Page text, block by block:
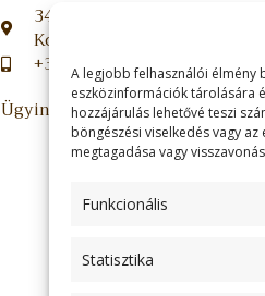
A legjobb felhasználói élmény
eszközinformációk tárolására
hozzájárulás lehetővé teszi
böngészési viselkedés vagy
megtagadása vagy
Funkcionális
Statisztika
3432 Emőd,
Kossuth u 45.
+36 70 396 7200
Ügyintéző: Pusztai Csaba